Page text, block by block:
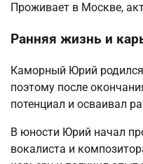
Проживает в Москве,
Ранняя жизнь и
Каморный Юрий родился
поэтому после
потенциал и осваивал
В юности Юрий начал
вокалиста и